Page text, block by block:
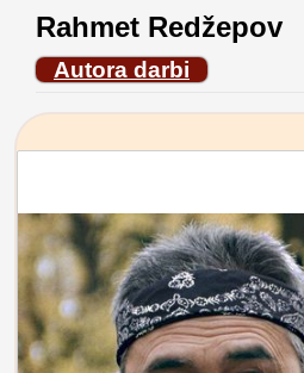
Rahmet Redžepov
Autora darbi